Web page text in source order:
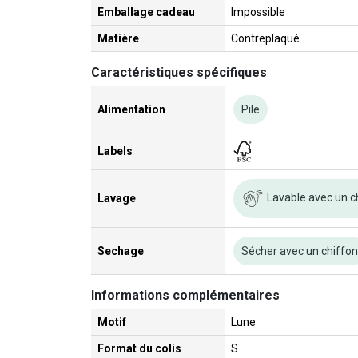
Emballage cadeau Impossible
Matière Contreplaqué
Caractéristiques spécifiques
Alimentation Pile
Labels
Lavage Lavable avec un
Sechage Sécher avec un chiffon
Informations complémentaires
Motif Lune
Format du colis S